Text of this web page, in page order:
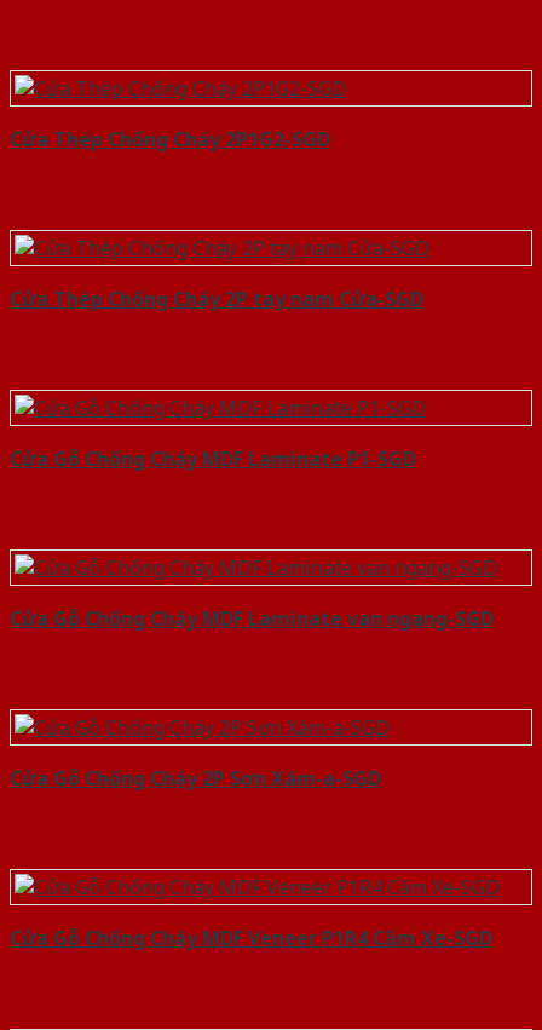
Cửa Thép Chống Cháy 2P1G2-SGD
Cửa Thép Chống Cháy 2P tay nam Cửa-SGD
Cửa Gỗ Chống Cháy MDF Laminate P1-SGD
Cửa Gỗ Chống Cháy MDF Laminate van ngang-SGD
Cửa Gỗ Chống Cháy 2P Sơn Xám-a-SGD
Cửa Gỗ Chống Cháy MDF Veneer P1R4 Căm Xe-SGD